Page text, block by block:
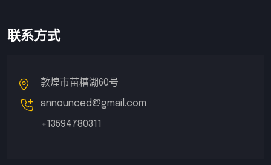
联系方式
敦煌市苗糟湖60号
announced@gmail.com
+13594780311